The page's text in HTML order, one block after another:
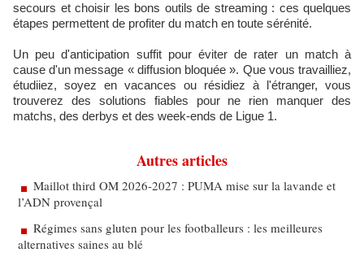
secours et choisir les bons outils de streaming : ces quelques
étapes permettent de profiter du match en toute sérénité.
Un peu d'anticipation suffit pour éviter de rater un match à
cause d'un message « diffusion bloquée ». Que vous travailliez,
étudiiez, soyez en vacances ou résidiez à l'étranger, vous
trouverez des solutions fiables pour ne rien manquer des
matchs, des derbys et des week-ends de Ligue 1.
Autres articles
Maillot third OM 2026‑2027 : PUMA mise sur la lavande et
l’ADN provençal
Régimes sans gluten pour les footballeurs : les meilleures
alternatives saines au blé